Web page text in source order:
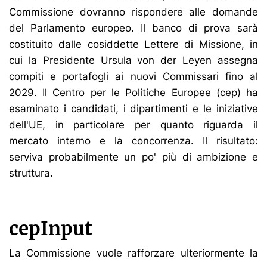
Commissione dovranno rispondere alle domande
del Parlamento europeo. Il banco di prova sarà
costituito dalle cosiddette Lettere di Missione, in
cui la Presidente Ursula von der Leyen assegna
compiti e portafogli ai nuovi Commissari fino al
2029. Il Centro per le Politiche Europee (cep) ha
esaminato i candidati, i dipartimenti e le iniziative
dell'UE, in particolare per quanto riguarda il
mercato interno e la concorrenza. Il risultato:
serviva probabilmente un po' più di ambizione e
struttura.
cepInput
La Commissione vuole rafforzare ulteriormente la